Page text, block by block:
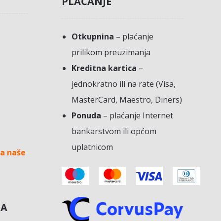
naše
Otkupnina – plaćanje
prilikom preuzimanja
Kreditna kartica –
jednokratno ili na rate (Visa,
MasterCard, Maestro, Diners)
Ponuda – plaćanje Internet
bankarstvom ili općom
uplatnicom